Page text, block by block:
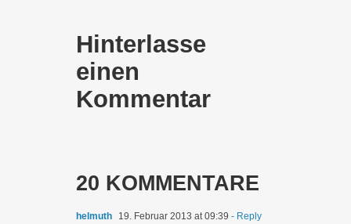
Hinterlasse
einen
Kommentar
20 KOMMENTARE
helmuth 19. Februar 2013 at 09:39 - Reply